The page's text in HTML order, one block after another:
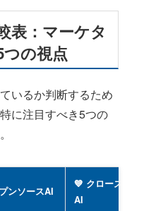
表：マーケタ
の視点
いるか判断するため
に注目すべき5つの
ンソースAI
💙 クローズドソ
AI